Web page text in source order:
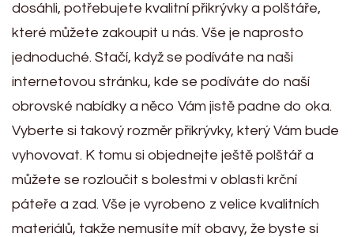
dosáhli, potřebujete kvalitnípřikrývky a polštáře,
které můžete zakoupit u nás. Vše je naprosto
jednoduché. Stačí, když se podíváte na naši
internetovou stránku, kde se podíváte do naší
obrovské nabídky a něco Vám jistě padne do oka.
Vyberte si takový rozměr přikrývky, který Vám bude
vyhovovat. K tomu si objednejte ještě polštář a
můžete se rozloučit s bolestmi v oblasti krční
páteře a zad. Vše je vyrobeno z velice kvalitních
materiálů, takže nemusíte mít obavy, že byste si